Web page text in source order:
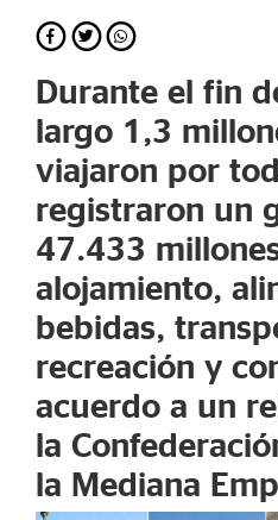
Durante el fin
largo 1,3
viajaron por
registraron un
47.433
alojamiento,
bebidas,
recreación y
acuerdo a un
la
la Mediana